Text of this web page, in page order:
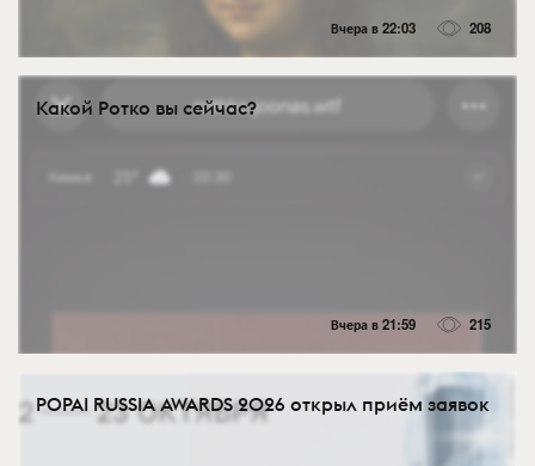
Вчера в 22:03 208
Какой Ротко вы сейчас?
Вчера в 21:59 215
POPAI RUSSIA AWARDS 2026 открыл приём заявок